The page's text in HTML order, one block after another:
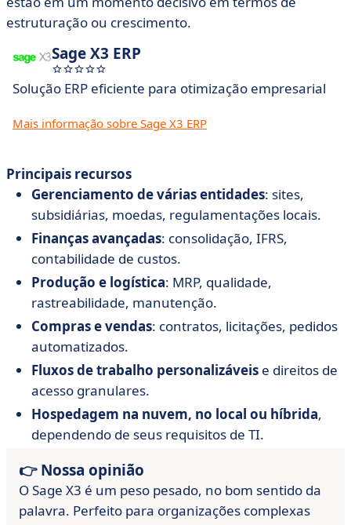
estruturação ou crescimento.
Sage X3 ERP
Solução ERP eficiente para otimização empresarial
Mais informação sobre Sage X3 ERP
Principais recursos
Gerenciamento de várias entidades: sites,
subsidiárias, moedas, regulamentações locais.
Finanças avançadas: consolidação, IFRS,
contabilidade de custos.
Produção e logística: MRP, qualidade,
rastreabilidade, manutenção.
Compras e vendas: contratos, licitações, pedidos
automatizados.
Fluxos de trabalho personalizáveis e direitos de
acesso granulares.
Hospedagem na nuvem, no local ou híbrida,
dependendo de seus requisitos de TI.
👉 Nossa opinião
O Sage X3 é um peso pesado, no bom sentido da
palavra. Perfeito para organizações complexas